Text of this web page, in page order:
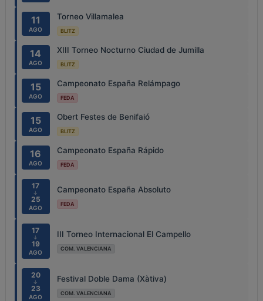
11
AGO
Torneo Villamalea
BLITZ
14
AGO
XIII Torneo Nocturno Ciudad de Jumilla
BLITZ
15
AGO
Campeonato España Relámpago
FEDA
15
AGO
Obert Festes de Benifaió
BLITZ
16
AGO
Campeonato España Rápido
FEDA
17
↓
25
AGO
Campeonato España Absoluto
FEDA
17
↓
19
AGO
III Torneo Internacional El Campello
COM. VALENCIANA
20
↓
23
AGO
Festival Doble Dama (Xàtiva)
COM. VALENCIANA